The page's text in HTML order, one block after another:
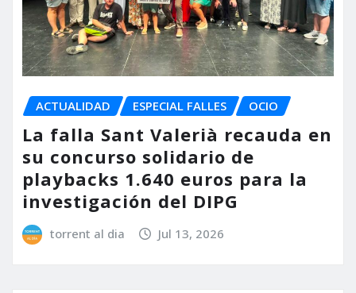
ACTUALIDAD ESPECIAL FALLES OCIO
La falla Sant Valerià recauda en
su concurso solidario de
playbacks 1.640 euros para la
investigación del DIPG
torrent al dia Jul 13, 2026